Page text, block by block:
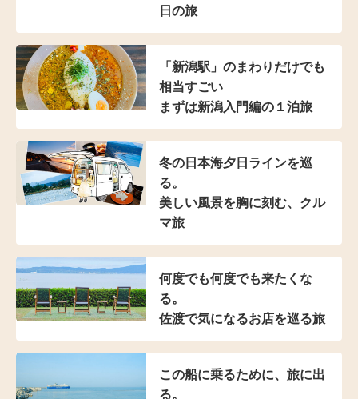
日の旅
「新潟駅」のまわりだけでも
相当すごい
まずは新潟入門編の１泊旅
冬の日本海夕日ラインを巡
る。
美しい風景を胸に刻む、クル
マ旅
何度でも何度でも来たくな
る。
佐渡で気になるお店を巡る旅
この船に乗るために、旅に出
る。